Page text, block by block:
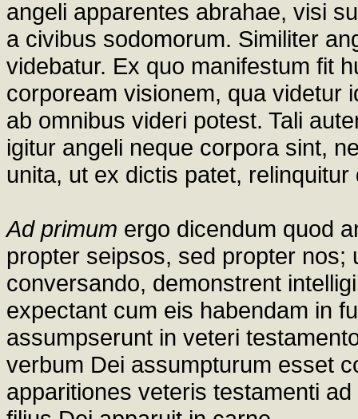
angeli apparentes abrahae, visi
a civibus sodomorum. Similiter
videbatur. Ex quo manifestum fit
corpoream visionem, qua videtur
ab omnibus videri potest. Tali
igitur angeli neque corpora sint,
unita, ut ex dictis patet,
Ad primum ergo dicendum quod
propter seipsos, sed propter nos;
conversando, demonstrent
expectant cum eis habendam in
assumpserunt in veteri
verbum Dei assumpturum esset
apparitiones veteris testamenti